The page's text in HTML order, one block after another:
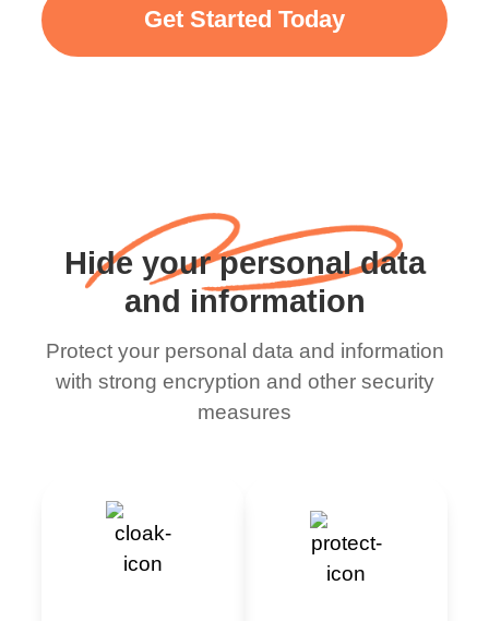
Get Started Today
Hide your personal data
and information
Protect your personal data and information
with strong encryption and other security
measures